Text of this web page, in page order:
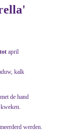
tot april
kalk
de hand
werden.